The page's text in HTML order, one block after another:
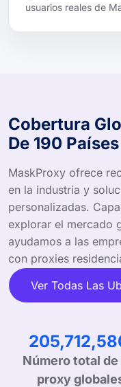
usuarios reales de
Cobertura
De 190
MaskProxy ofrece
en la industria y
personalizadas.
explorar el mercado
ayudamos a las
con proxies
Ver Todas Las
Número total de
proxy